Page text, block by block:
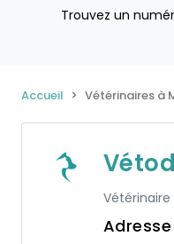
Trouvez un
Accueil Vétérinaires à
Adresse